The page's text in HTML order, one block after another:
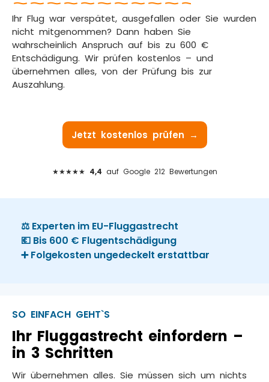
Ihr Flug war verspätet, ausgefallen oder Sie wurden
nicht mitgenommen? Dann haben Sie
wahrscheinlich Anspruch auf bis zu 600 €
Entschädigung. Wir prüfen kostenlos – und
übernehmen alles, von der Prüfung bis zur
Auszahlung.
Jetzt kostenlos prüfen →
★★★★★ 4,4 auf Google 212 Bewertungen
⚖️ Experten im EU-Fluggastrecht
💶 Bis 600 € Flugentschädigung
➕ Folgekosten ungedeckelt erstattbar
SO EINFACH GEHT`S
Ihr Fluggastrecht einfordern –
in 3 Schritten
Wir übernehmen alles. Sie müssen sich um nichts